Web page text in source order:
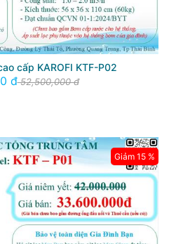
cấp KAROFI KTF-P02
đ52,500,000 đ
Giảm 15 %